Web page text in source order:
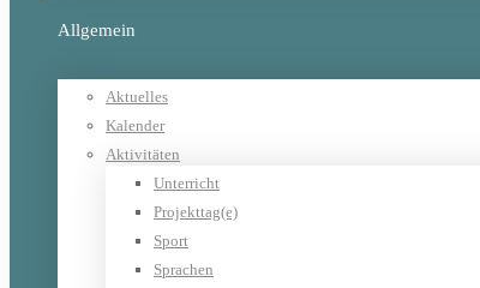
Allgemein
Aktuelles
Kalender
Aktivitäten
Unterricht
Projekttag(e)
Sport
Sprachen